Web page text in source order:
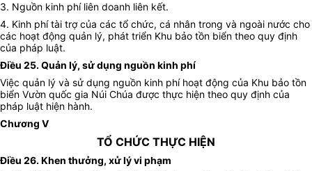
3. Nguồn kinh phí liên doanh liên kết.
4. Kinh phí tài trợ của các tổ chức, cá nhân trong và ngoài nước cho
các hoạt động quản lý, phát triển Khu bảo tồn biển theo quy định
của pháp luật.
Điều 25. Quản lý, sử dụng nguồn kinh phí
Việc quản lý và sử dụng nguồn kinh phí hoạt động của Khu bảo tồn
biển Vườn quốc gia Núi Chúa được thực hiện theo quy định của
pháp luật hiện hành.
Chương V
TỔ CHỨC THỰC HIỆN
Điều 26. Khen thưởng, xử lý vi phạm